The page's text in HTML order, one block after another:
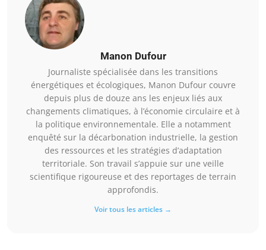
Manon Dufour
Journaliste spécialisée dans les transitions
énergétiques et écologiques, Manon Dufour couvre
depuis plus de douze ans les enjeux liés aux
changements climatiques, à l’économie circulaire et à
la politique environnementale. Elle a notamment
enquêté sur la décarbonation industrielle, la gestion
des ressources et les stratégies d’adaptation
territoriale. Son travail s’appuie sur une veille
scientifique rigoureuse et des reportages de terrain
approfondis.
Voir tous les articles →